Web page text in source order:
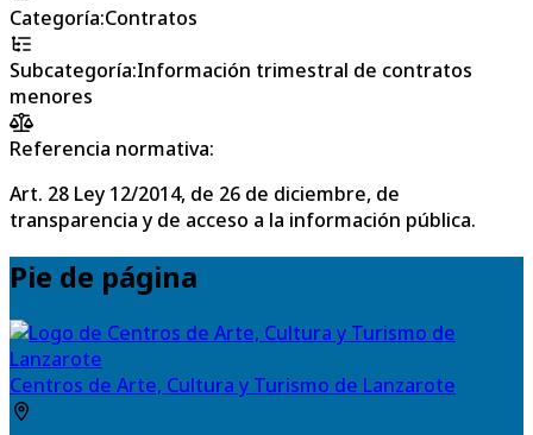
Categoría:Contratos
Subcategoría:Información trimestral de contratos
menores
Referencia normativa:
Art. 28 Ley 12/2014, de 26 de diciembre, de
transparencia y de acceso a la información pública.
Pie de página
Centros de Arte, Cultura y Turismo de Lanzarote